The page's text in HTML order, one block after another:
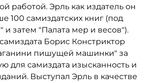
работой. Эрль как издатель он
100 самиздатских книг (под
и затем "Палата мер и весов").
Борис Констриктор
пишущей машинки" за
для самиздата изысканность и
Выступал Эрль в качестве